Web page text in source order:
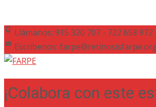
Llámanos: 915 320 707 - 722 658 972
Escríbenos:
¡Colabora con este